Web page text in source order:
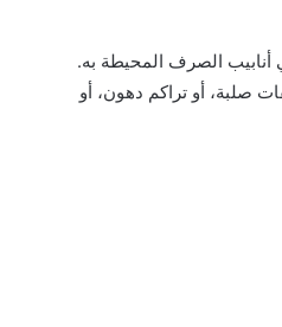
أنابيب الصرف المحيطة به.
صلبة، أو تراكم دهون، أو